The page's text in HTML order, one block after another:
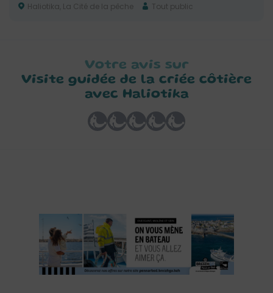
Haliotika, La Cité de la pêche Tout public
Votre avis sur
Visite guidée de la criée côtière
avec Haliotika